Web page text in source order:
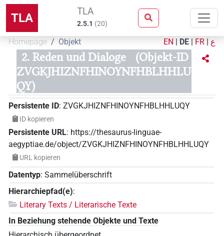
TLA TLA
2.5.1 (20)
Homepage Objekt EN | DE | FR | ع
2. Reden und Dialoge
(Objekt-ID
ZVGKJHIZNFHINOYNFHBLHHLU
QY)
Persistente ID: ZVGKJHIZNFHINOYNFHBLHHLUQY
ID kopieren
Persistente URL: https://thesaurus-linguae-
aegyptiae.de/object/ZVGKJHIZNFHINOYNFHBLHHLUQY
URL kopieren
Datentyp: Sammelüberschrift
Hierarchiepfad(e):
Literary Texts / Literarische Texte
In Beziehung stehende Objekte und Texte